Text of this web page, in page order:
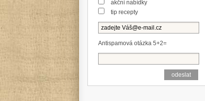
akční nabídky
tip recepty
Antispamová otázka 5+2=